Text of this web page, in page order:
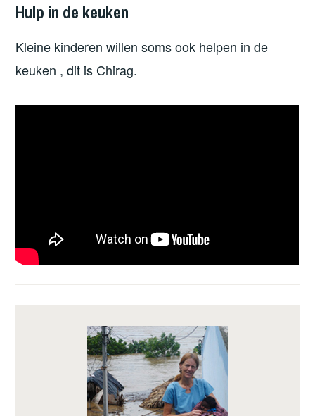
Hulp in de keuken
Kleine kinderen willen soms ook helpen in de
keuken , dit is Chirag.